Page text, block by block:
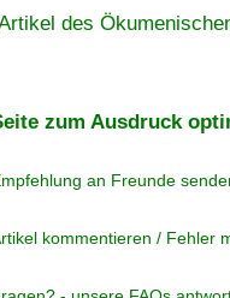
des
zum Ausdruck
an Freunde
kommentieren / Fehler